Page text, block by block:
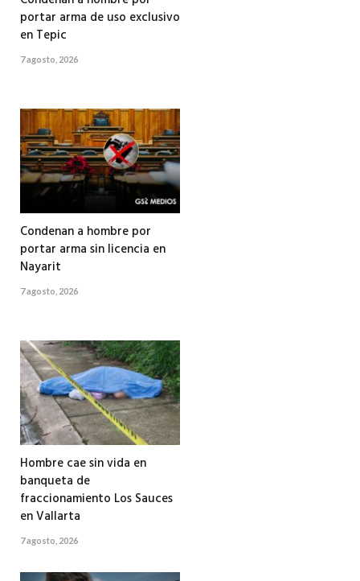
portar arma de uso exclusivo
en Tepic
7 agosto, 2026
Condenan a hombre por
portar arma sin licencia en
Nayarit
7 agosto, 2026
Hombre cae sin vida en
banqueta de
fraccionamiento Los Sauces
en Vallarta
7 agosto, 2026